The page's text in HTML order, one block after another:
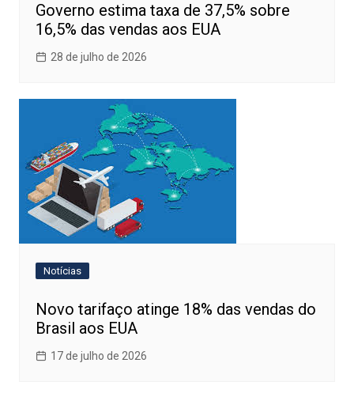
Governo estima taxa de 37,5% sobre
16,5% das vendas aos EUA
28 de julho de 2026
Notícias
Novo tarifaço atinge 18% das vendas do
Brasil aos EUA
17 de julho de 2026